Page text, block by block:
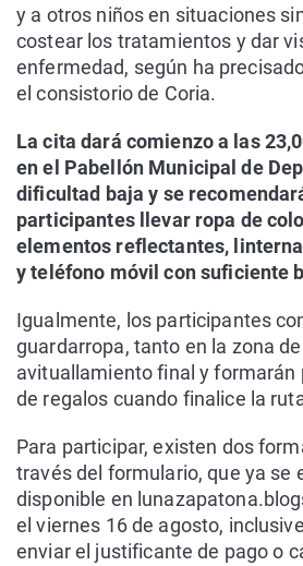
y a otros niños en situaciones
costear los tratamientos y dar
enfermedad, según ha
el consistorio de Coria.
La cita dará comienzo a las
en el Pabellón Municipal de
dificultad baja y se
participantes llevar ropa de
elementos reflectantes,
y teléfono móvil con suficiente
Igualmente, los participantes
guardarropa, tanto en la zona
avituallamiento final y formarán
de regalos cuando finalice la
Para participar, existen dos
través del formulario, que ya se
disponible en
el viernes 16 de agosto,
enviar el justificante de pago o